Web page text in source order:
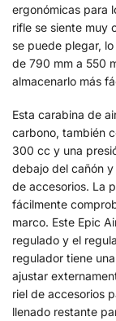
ergonómicas para
rifle se siente muy
se puede plegar,
de 790 mm a 550
almacenarlo más
Esta carabina de
carbono, también
300 cc y una
debajo del cañón
de accesorios. La
fácilmente
marco. Este Epic
regulado y el
regulador tiene
ajustar
riel de accesorios
llenado restante